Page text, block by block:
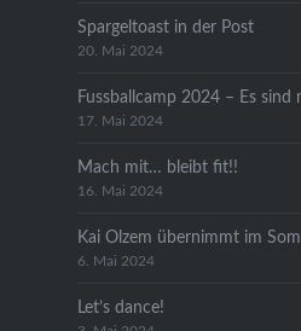
Spargeltoast in der Post
20. Mai 2024
Fussballcamp 2024 – Es sind
17. Mai 2024
Mach mit… bleibt fit!!
16. Mai 2024
Kai Olzem übernimmt im
6. Mai 2024
Let’s dance!